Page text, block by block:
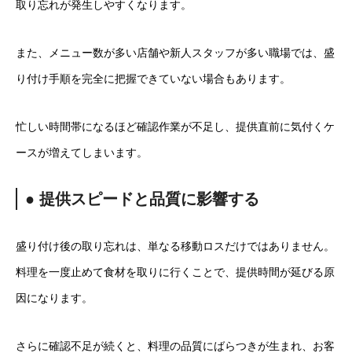
取り忘れが発生しやすくなります。
また、メニュー数が多い店舗や新人スタッフが多い職場では、盛
り付け手順を完全に把握できていない場合もあります。
忙しい時間帯になるほど確認作業が不足し、提供直前に気付くケ
ースが増えてしまいます。
● 提供スピードと品質に影響する
盛り付け後の取り忘れは、単なる移動ロスだけではありません。
料理を一度止めて食材を取りに行くことで、提供時間が延びる原
因になります。
さらに確認不足が続くと、料理の品質にばらつきが生まれ、お客